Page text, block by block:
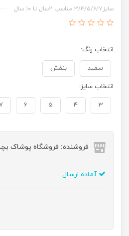
سایز۳/۴/۵/۶/۷ مناسب ۲سال تا ۱۰ سال
انتخاب رنگ:
سفید بنفش
انتخاب سایز:
3
4
5
6
فروشنده: فروشگاه پوشاک
آماده ارسال